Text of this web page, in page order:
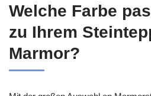
Welche Farbe
zu Ihrem
Marmor?